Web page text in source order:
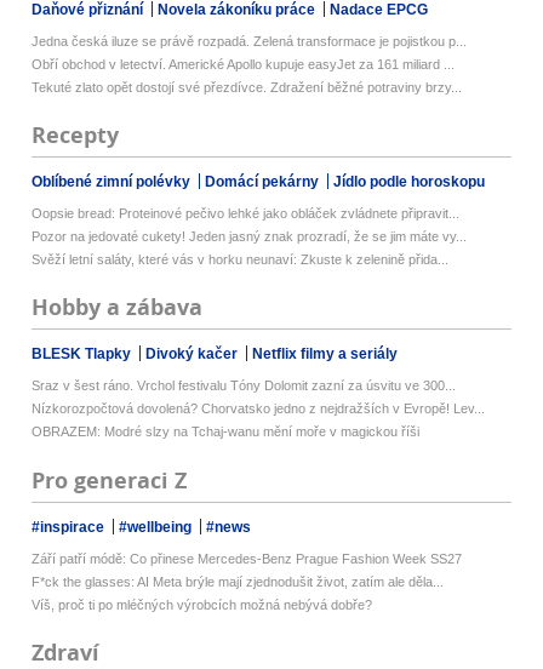
Daňové přiznání Novela zákoníku práce Nadace EPCG
Jedna česká iluze se právě rozpadá. Zelená transformace je pojistkou p...
Obří obchod v letectví. Americké Apollo kupuje easyJet za 161 miliard ...
Tekuté zlato opět dostojí své přezdívce. Zdražení běžné potraviny brzy...
Recepty
Oblíbené zimní polévky Domácí pekárny Jídlo podle horoskopu
Oopsie bread: Proteinové pečivo lehké jako obláček zvládnete připravit...
Pozor na jedovaté cukety! Jeden jasný znak prozradí, že se jim máte vy...
Svěží letní saláty, které vás v horku neunaví: Zkuste k zelenině přida...
Hobby a zábava
BLESK Tlapky Divoký kačer Netflix filmy a seriály
Sraz v šest ráno. Vrchol festivalu Tóny Dolomit zazní za úsvitu ve 300...
Nízkorozpočtová dovolená? Chorvatsko jedno z nejdražších v Evropě! Lev...
OBRAZEM: Modré slzy na Tchaj-wanu mění moře v magickou říši
Pro generaci Z
#inspirace #wellbeing #news
Září patří módě: Co přinese Mercedes-Benz Prague Fashion Week SS27
F*ck the glasses: AI Meta brýle mají zjednodušit život, zatím ale děla...
Víš, proč ti po mléčných výrobcích možná nebývá dobře?
Zdraví